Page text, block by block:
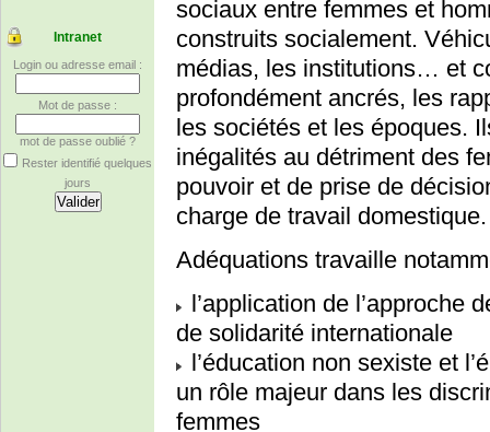
Intranet
Login ou adresse email :
Mot de passe :
mot de passe oublié ?
Rester identifié quelques
jours
sociaux entre femmes et
construits socialement.
médias, les institutions… et
profondément ancrés, les
les sociétés et les époques.
inégalités au détriment des
pouvoir et de prise de
charge de travail domestique.
Adéquations travaille
l’application de l’approche
de solidarité internationale
l’éducation non sexiste et
un rôle majeur dans les
femmes